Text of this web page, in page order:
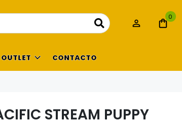
0
OUTLET CONTACTO
STREAM PUPPY